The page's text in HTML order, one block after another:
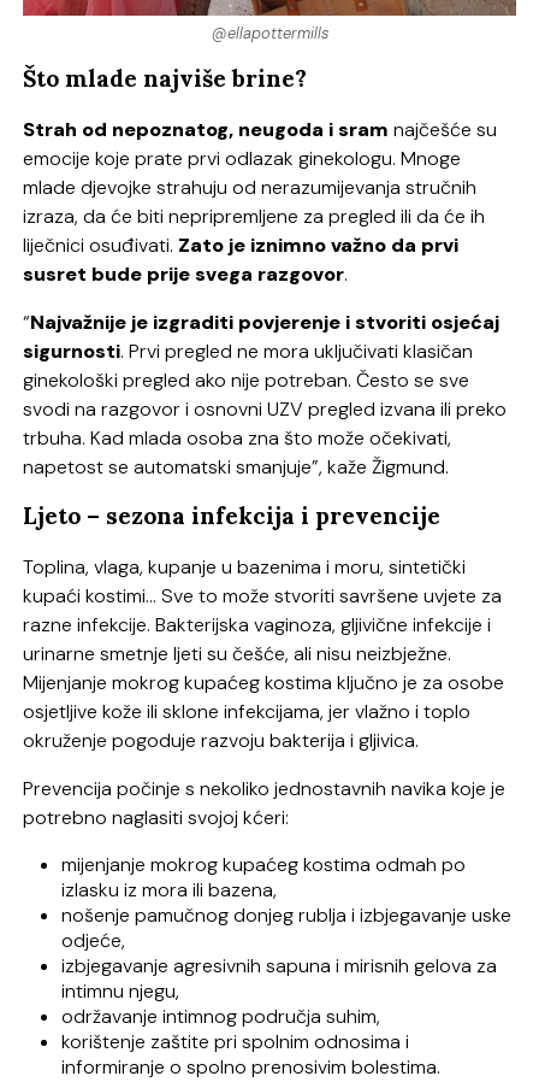
@ellapottermills
Što mlade najviše brine?
Strah od nepoznatog, neugoda i sram najčešće su
emocije koje prate prvi odlazak ginekologu. Mnoge
mlade djevojke strahuju od nerazumijevanja stručnih
izraza, da će biti nepripremljene za pregled ili da će ih
liječnici osuđivati. Zato je iznimno važno da prvi
susret bude prije svega razgovor.
“Najvažnije je izgraditi povjerenje i stvoriti osjećaj
sigurnosti. Prvi pregled ne mora uključivati klasičan
ginekološki pregled ako nije potreban. Često se sve
svodi na razgovor i osnovni UZV pregled izvana ili preko
trbuha. Kad mlada osoba zna što može očekivati,
napetost se automatski smanjuje”, kaže Žigmund.
Ljeto – sezona infekcija i prevencije
Toplina, vlaga, kupanje u bazenima i moru, sintetički
kupaći kostimi… Sve to može stvoriti savršene uvjete za
razne infekcije. Bakterijska vaginoza, gljivične infekcije i
urinarne smetnje ljeti su češće, ali nisu neizbježne.
Mijenjanje mokrog kupaćeg kostima ključno je za osobe
osjetljive kože ili sklone infekcijama, jer vlažno i toplo
okruženje pogoduje razvoju bakterija i gljivica.
Prevencija počinje s nekoliko jednostavnih navika koje je
potrebno naglasiti svojoj kćeri:
mijenjanje mokrog kupaćeg kostima odmah po
izlasku iz mora ili bazena,
nošenje pamučnog donjeg rublja i izbjegavanje uske
odjeće,
izbjegavanje agresivnih sapuna i mirisnih gelova za
intimnu njegu,
održavanje intimnog područja suhim,
korištenje zaštite pri spolnim odnosima i
informiranje o spolno prenosivim bolestima.